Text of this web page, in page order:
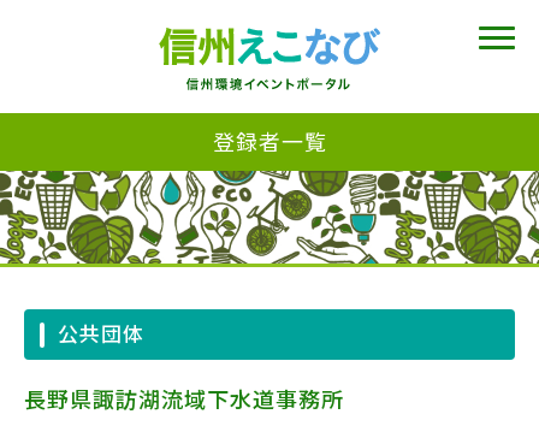
登録者一覧
公共団体
長野県諏訪湖流域下水道事務所